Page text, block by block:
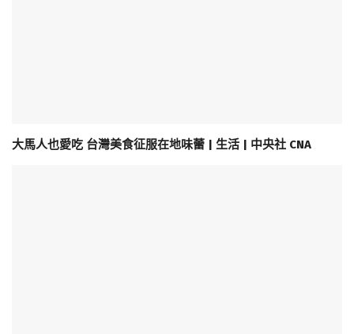
大馬人也愛吃 台灣美食征服在地味蕾 | 生活 | 中央社 CNA